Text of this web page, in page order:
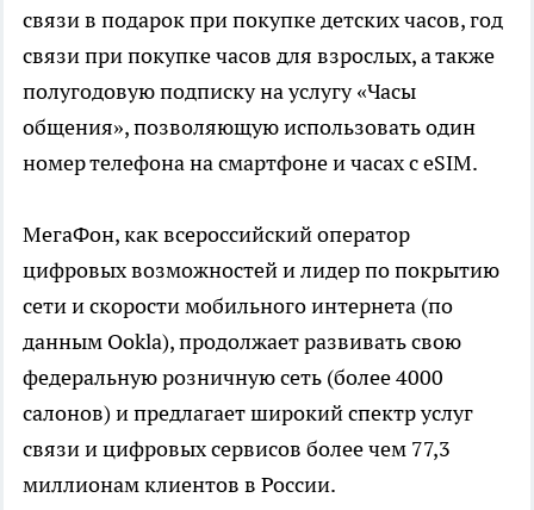
связи в подарок при покупке детских часов, год
связи при покупке часов для взрослых, а также
полугодовую подписку на услугу «Часы
общения», позволяющую использовать один
номер телефона на смартфоне и часах с eSIM.
МегаФон, как всероссийский оператор
цифровых возможностей и лидер по покрытию
сети и скорости мобильного интернета (по
данным Ookla), продолжает развивать свою
федеральную розничную сеть (более 4000
салонов) и предлагает широкий спектр услуг
связи и цифровых сервисов более чем 77,3
миллионам клиентов в России.